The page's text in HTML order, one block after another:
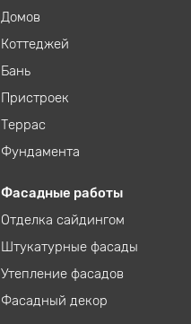
Домов
Коттеджей
Бань
Пристроек
Террас
Фундамента
Фасадные работы
Отделка сайдингом
Штукатурные фасады
Утепление фасадов
Фасадный декор